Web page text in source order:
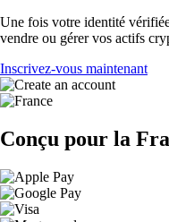
Une fois votre identité
vendre ou gérer vos actifs
Inscrivez-vous maintenant
Conçu pour la